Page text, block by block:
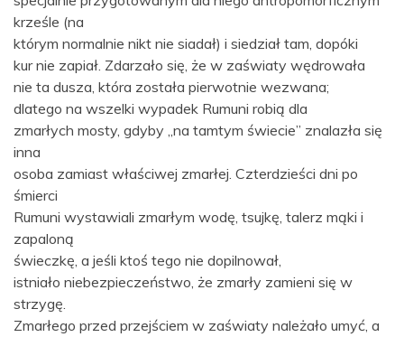
krześle (na
którym normalnie nikt nie siadał) i siedział tam, dopóki
kur nie zapiał. Zdarzało się, że w zaświaty wędrowała
nie ta dusza, która została pierwotnie wezwana;
dlatego na wszelki wypadek Rumuni robią dla
zmarłych mosty, gdyby „na tamtym świecie” znalazła się
inna
osoba zamiast właściwej zmarłej. Czterdzieści dni po
śmierci
Rumuni wystawiali zmarłym wodę, tsujkę, talerz mąki i
zapaloną
świeczkę, a jeśli ktoś tego nie dopilnował,
istniało niebezpieczeństwo, że zmarły zamieni się w
strzygę.
Zmarłego przed przejściem w zaświaty należało umyć, a